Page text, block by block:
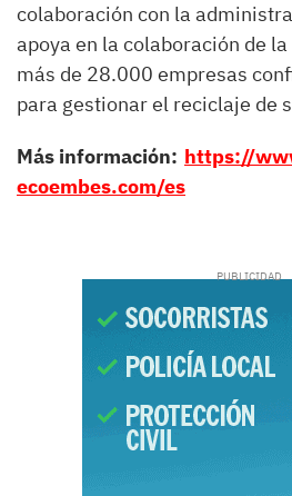
colaboración con la
apoya en la colaboración de
más de 28.000 empresas
para gestionar el reciclaje de
Más información: https://
ecoembes.com/es